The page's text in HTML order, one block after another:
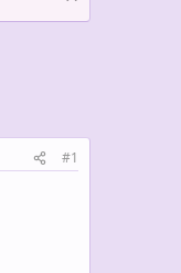
#1